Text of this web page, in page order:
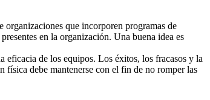
organizaciones que incorporen programas de
en la organización. Una buena idea es
eficacia de los equipos. Los éxitos, los fracasos y la
debe mantenerse con el fin de no romper las